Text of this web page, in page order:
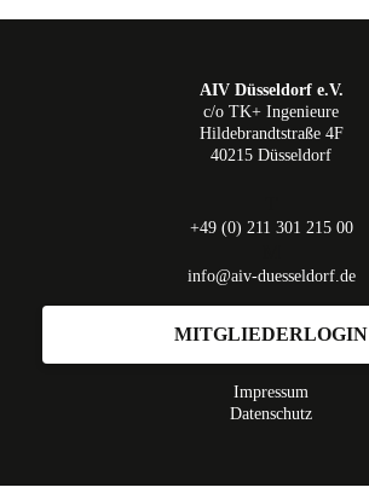
AIV Düsseldorf e.V.
c/o TK+ Ingenieure
Hildebrandtstraße 4F
40215 Düsseldorf
+49 (0) 211 301 215 00
info@aiv-duesseldorf.de
MITGLIEDERLOGIN
Impressum
Datenschutz